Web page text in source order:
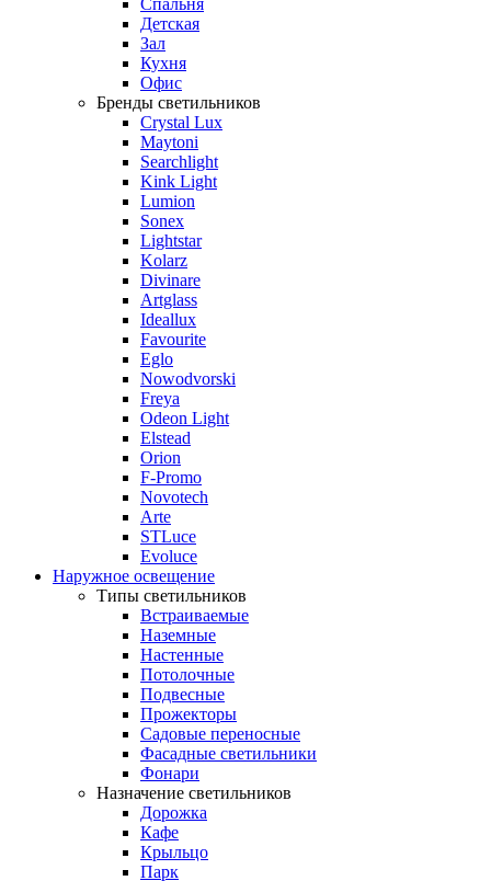
Спальня
Детская
Зал
Кухня
Офис
Бренды светильников
Crystal Lux
Maytoni
Searchlight
Kink Light
Lumion
Sonex
Lightstar
Kolarz
Divinare
Artglass
Ideallux
Favourite
Eglo
Nowodvorski
Freya
Odeon Light
Elstead
Orion
F-Promo
Novotech
Arte
STLuce
Evoluce
Наружное освещение
Типы светильников
Встраиваемые
Наземные
Настенные
Потолочные
Подвесные
Прожекторы
Садовые переносные
Фасадные светильники
Фонари
Назначение светильников
Дорожка
Кафе
Крыльцо
Парк